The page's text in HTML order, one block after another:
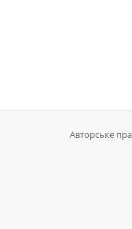
Авторське